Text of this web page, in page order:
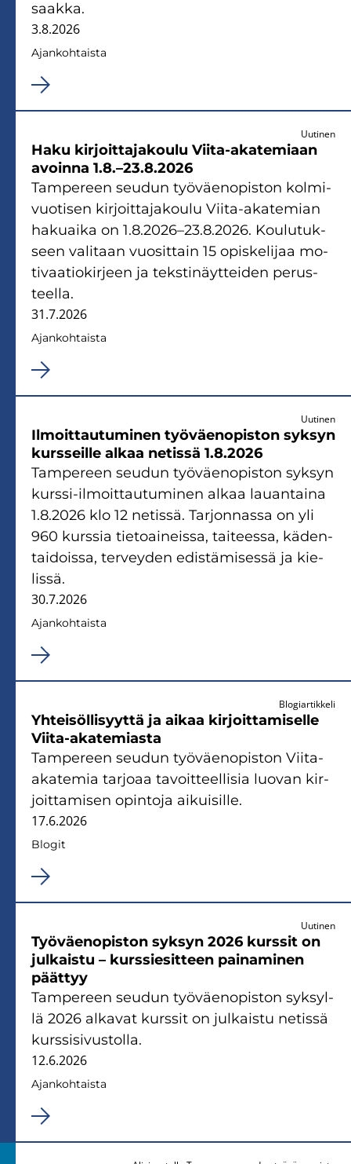
saak­ka.
3.8.2026
Ajan­koh­tais­ta
Uutinen
Haku kir­joit­ta­ja­kou­lu Viita-​akatemiaan
avoin­na 1.8.–23.8.2026
Tam­pe­reen seu­dun työ­väen­opis­ton kol­mi­
vuo­ti­sen kir­joit­ta­ja­kou­lu Viita-​akatemian
ha­kuai­ka on 1.8.2026–23.8.2026. Kou­lu­tuk­
seen va­li­taan vuo­sit­tain 15 opis­ke­li­jaa mo­
ti­vaa­tio­kir­jeen ja teks­ti­näyt­tei­den pe­rus­
teel­la.
31.7.2026
Ajan­koh­tais­ta
Uutinen
Il­moit­tau­tu­mi­nen työ­väen­opis­ton syk­syn
kurs­seil­le alkaa ne­tis­sä 1.8.2026
Tam­pe­reen seu­dun työ­väen­opis­ton syk­syn
kurssi-​ilmoittautuminen alkaa lau­an­tai­na
1.8.2026 klo 12 ne­tis­sä. Tar­jon­nas­sa on yli
960 kurs­sia tie­toai­neis­sa, tai­tees­sa, kä­den­
tai­dois­sa, ter­vey­den edis­tä­mi­ses­sä ja kie­
lis­sä.
30.7.2026
Ajan­koh­tais­ta
Blogiartikkeli
Yh­tei­söl­li­syyt­tä ja aikaa kir­joit­ta­mi­sel­le
Viita-​akatemiasta
Tam­pe­reen seu­dun työ­väen­opis­ton Viita-​
akatemia tar­jo­aa ta­voit­teel­li­sia luo­van kir­
joit­ta­mi­sen opin­to­ja ai­kui­sil­le.
17.6.2026
Blo­git
Uutinen
Työ­väen­opis­ton syk­syn 2026 kurs­sit on
jul­kais­tu – kurs­sie­sit­teen pai­na­mi­nen
päät­tyy
Tam­pe­reen seu­dun työ­väen­opis­ton syk­syl­
lä 2026 al­ka­vat kurs­sit on jul­kais­tu ne­tis­sä
kurs­si­si­vus­tol­la.
12.6.2026
Ajan­koh­tais­ta